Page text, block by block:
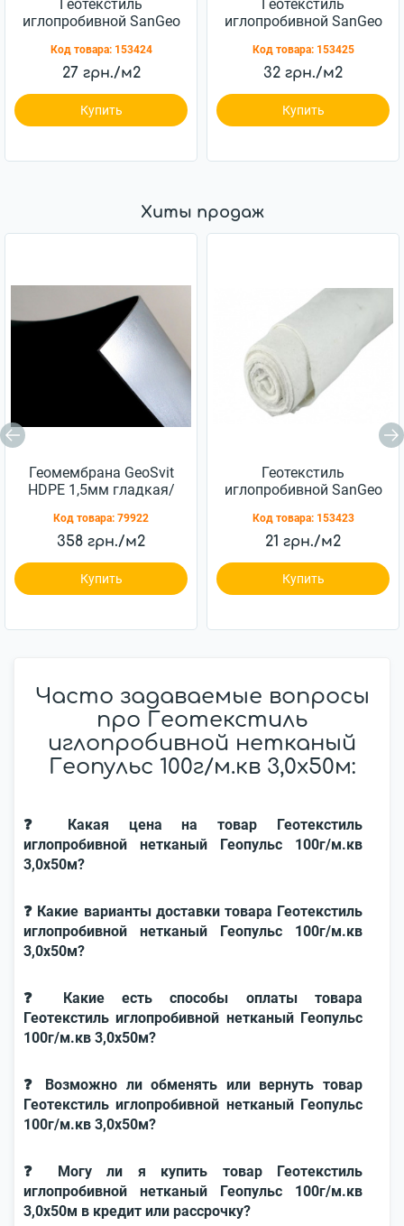
Геотекстиль
иглопробивной SanGeo
2x100м
Код товара: 153424
27 грн./м2
Купить
Геотекстиль
иглопробивной SanGeo
2x100м
Код товара: 153425
32 грн./м2
Купить
Хиты продаж
Геомембрана GeoSvit
HDPE 1,5мм гладкая/
Код товара: 79922
358 грн./м2
Купить
Геотекстиль
иглопробивной SanGeo
2x100м
Код товара: 153423
21 грн./м2
Купить
Часто задаваемые вопросы
про Геотекстиль
иглопробивной нетканый
Геопульс 100г/м.кв 3,0x50м:
❓ Какая цена на товар Геотекстиль
иглопробивной нетканый Геопульс 100г/м.кв
3,0x50м?
❓ Какие варианты доставки товара Геотекстиль
иглопробивной нетканый Геопульс 100г/м.кв
3,0x50м?
❓ Какие есть способы оплаты товара
Геотекстиль иглопробивной нетканый Геопульс
100г/м.кв 3,0x50м?
❓ Возможно ли обменять или вернуть товар
Геотекстиль иглопробивной нетканый Геопульс
100г/м.кв 3,0x50м?
❓ Могу ли я купить товар Геотекстиль
иглопробивной нетканый Геопульс 100г/м.кв
3,0x50м в кредит или рассрочку?